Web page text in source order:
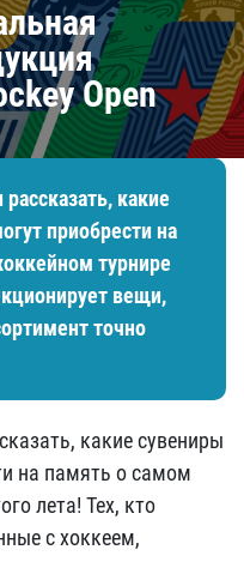
Open
какие
приобрести на
турнире
вещи,
точно
какие сувениры
на память о самом
лета! Тех, кто
с хоккеем,